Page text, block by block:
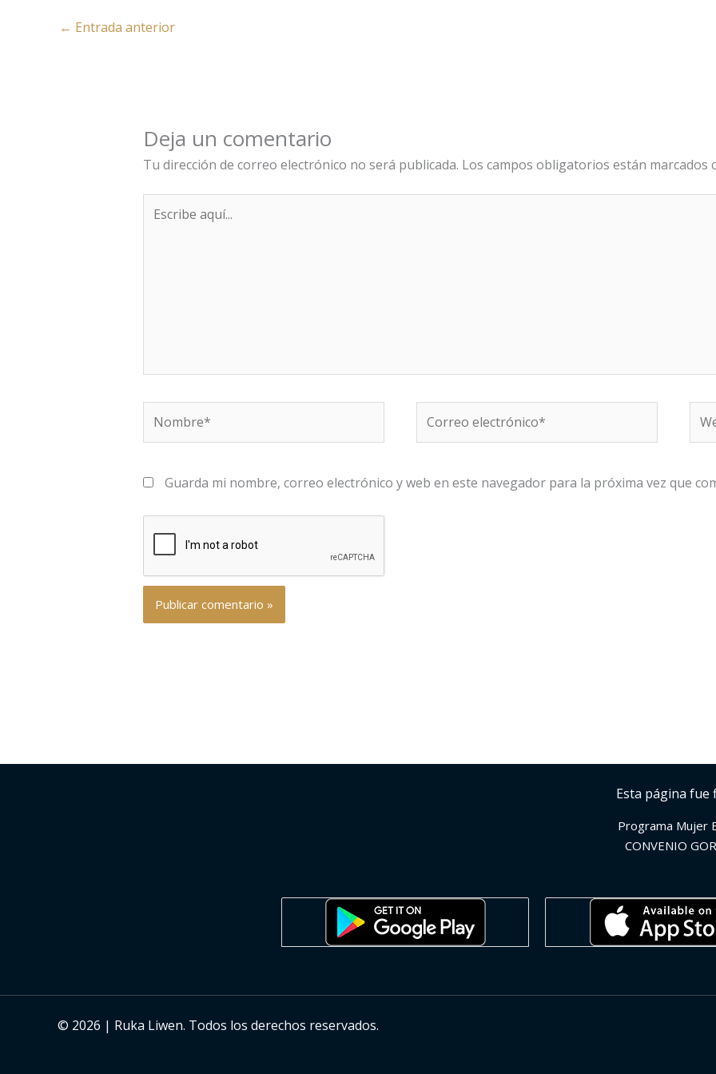
← Entrada anterior
Deja un comentario
Tu dirección de correo electrónico no será publicada. Los campos obligatorios están marcados
aquí...
electrónico*
Guarda mi nombre, correo electrónico y web en este navegador para la próxima vez que
Esta página fue
Programa Mujer
CONVENIO
© 2026 | Ruka Liwen. Todos los derechos reservados.